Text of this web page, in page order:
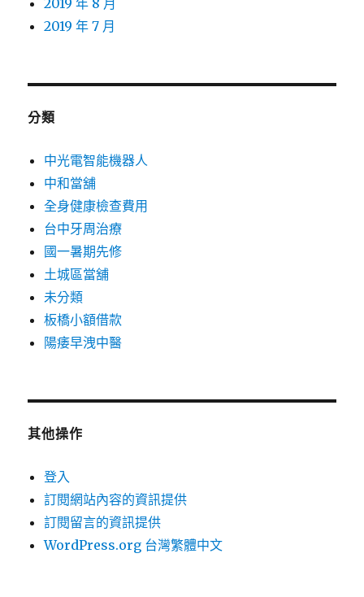
2019 年 8 月
2019 年 7 月
分類
中光電智能機器人
中和當舖
全身健康檢查費用
台中牙周治療
國一暑期先修
土城區當舖
未分類
板橋小額借款
陽痿早洩中醫
其他操作
登入
訂閱網站內容的資訊提供
訂閱留言的資訊提供
WordPress.org 台灣繁體中文